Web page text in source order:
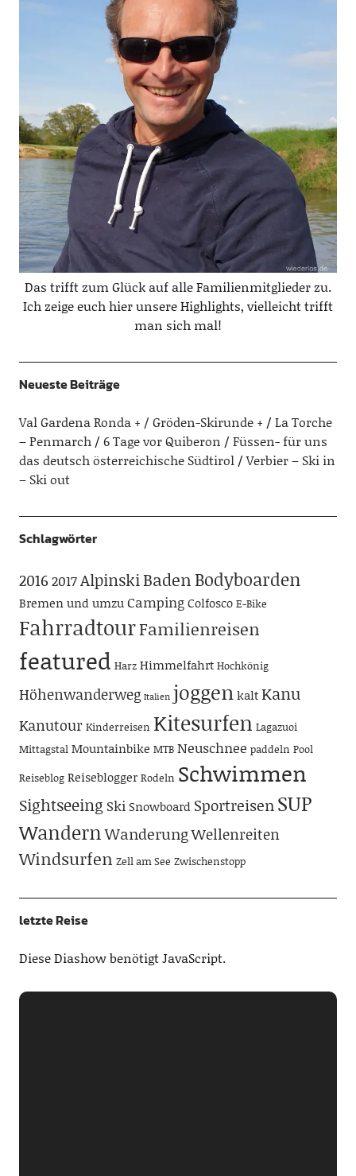
Das trifft zum Glück auf alle Familienmitglieder zu.
Ich zeige euch hier unsere Highlights, vielleicht trifft
man sich mal!
Neueste Beiträge
Val Gardena Ronda + / Gröden-Skirunde +
La Torche
– Penmarch
6 Tage vor Quiberon
Füssen- für uns
das deutsch österreichische Südtirol
Verbier – Ski in
– Ski out
Schlagwörter
2016 2017AlpinskiBaden Bodyboarden
Bremen und umzuCampingColfosco E-Bike
FahrradtourFamilienreisen
featured Harz Himmelfahrt Hochkönig
Höhenwanderweg Italien joggenkaltKanu
Kanutour Kinderreisen Kitesurfen Lagazuoi
Mittagstal Mountainbike MTB Neuschnee paddeln Pool
Reiseblog Reiseblogger Rodeln Schwimmen
Sightseeing SkiSnowboard SportreisenSUP
WandernWanderungWellenreiten
Windsurfen Zell am See Zwischenstopp
letzte Reise
Diese Diashow benötigt JavaScript.